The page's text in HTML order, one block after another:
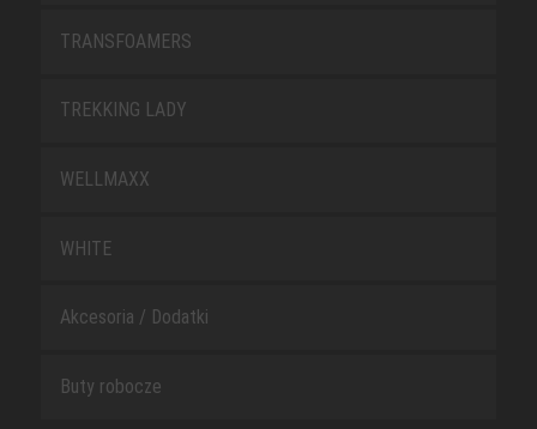
TRANSFOAMERS
TREKKING LADY
WELLMAXX
WHITE
Akcesoria / Dodatki
Buty robocze